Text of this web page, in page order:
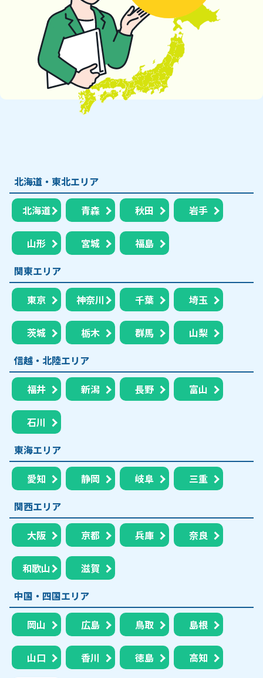
北海道・東北エリア
北海道 青森 秋田 岩手
山形 宮城
福島
関東エリア
東京 神奈川 千葉 埼玉
茨城 栃木 群馬
山梨
信越・北陸エリア
福井 新潟 長野 富山
石川
東海エリア
愛知 静岡 岐阜
三重
関西エリア
大阪 京都 兵庫 奈良
和歌山
滋賀
中国・四国エリア
岡山 広島 鳥取 島根
山口 香川 徳島 高知